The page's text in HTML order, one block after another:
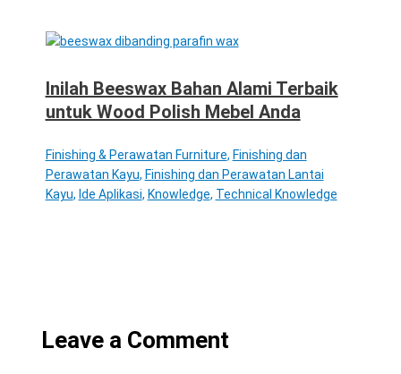
Inilah Beeswax Bahan Alami Terbaik
untuk Wood Polish Mebel Anda
Finishing & Perawatan Furniture, Finishing dan
Perawatan Kayu, Finishing dan Perawatan Lantai
Kayu, Ide Aplikasi, Knowledge, Technical Knowledge
Leave a Comment